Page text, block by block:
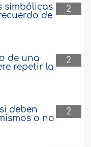
2
simbólicas
de
2
de una
repetir la
2
deben
o no